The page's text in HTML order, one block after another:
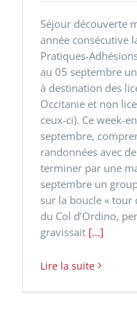
Séjour découverte
année consécutive
Pratiques-
au 05 septembre
à destination des
Occitanie et non
ceux-ci). Ce week-
septembre,
randonnées avec
terminer par une
septembre un
sur la boucle « tour
du Col d’Ordino,
gravissait [...]
Lire la suite